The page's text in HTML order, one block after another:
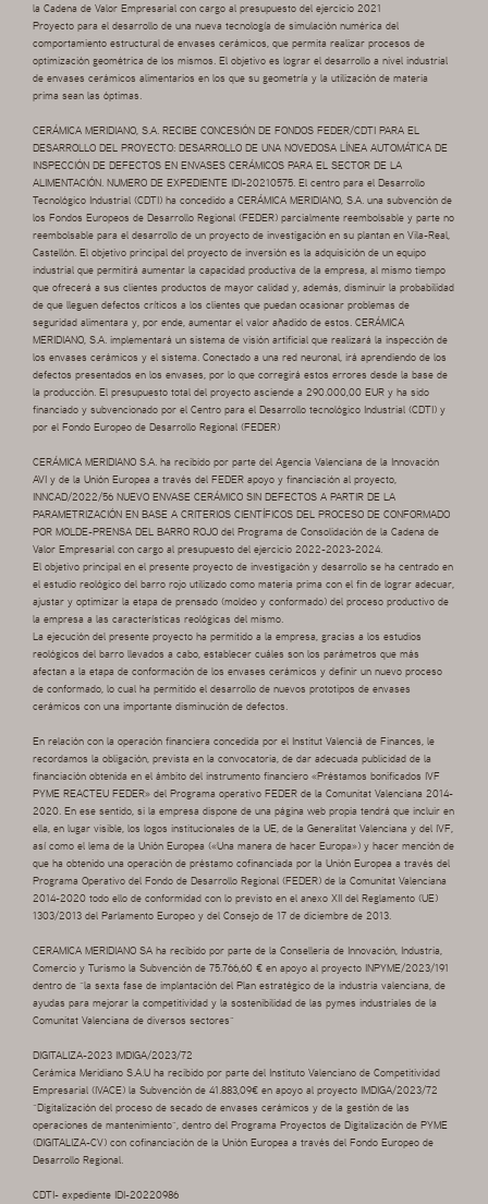
la Cadena de Valor Empresarial con cargo al presupuesto del ejercicio 2021
Proyecto para el desarrollo de una nueva tecnología de simulación numérica del
comportamiento estructural de envases cerámicos, que permita realizar procesos de
optimización geométrica de los mismos. El objetivo es lograr el desarrollo a nivel industrial
de envases cerámicos alimentarios en los que su geometría y la utilización de materia
prima sean las óptimas.
CERÁMICA MERIDIANO, S.A. RECIBE CONCESIÓN DE FONDOS FEDER/CDTI PARA EL
DESARROLLO DEL PROYECTO: DESARROLLO DE UNA NOVEDOSA LÍNEA AUTOMÁTICA DE
INSPECCIÓN DE DEFECTOS EN ENVASES CERÁMICOS PARA EL SECTOR DE LA
ALIMENTACIÓN. NUMERO DE EXPEDIENTE IDI-20210575. El centro para el Desarrollo
Tecnológico Industrial (CDTI) ha concedido a CERÁMICA MERIDIANO, S.A. una subvención de
los Fondos Europeos de Desarrollo Regional (FEDER) parcialmente reembolsable y parte no
reembolsable para el desarrollo de un proyecto de investigación en su plantan en Vila-Real,
Castellón. El objetivo principal del proyecto de inversión es la adquisición de un equipo
industrial que permitirá aumentar la capacidad productiva de la empresa, al mismo tiempo
que ofrecerá a sus clientes productos de mayor calidad y, además, disminuir la probabilidad
de que lleguen defectos críticos a los clientes que puedan ocasionar problemas de
seguridad alimentara y, por ende, aumentar el valor añadido de estos. CERÁMICA
MERIDIANO, S.A. implementará un sistema de visión artificial que realizará la inspección de
los envases cerámicos y el sistema. Conectado a una red neuronal, irá aprendiendo de los
defectos presentados en los envases, por lo que corregirá estos errores desde la base de
la producción. El presupuesto total del proyecto asciende a 290.000,00 EUR y ha sido
financiado y subvencionado por el Centro para el Desarrollo tecnológico Industrial (CDTI) y
por el Fondo Europeo de Desarrollo Regional (FEDER)
CERÁMICA MERIDIANO S.A. ha recibido por parte del Agencia Valenciana de la Innovación
AVI y de la Unión Europea a través del FEDER apoyo y financiación al proyecto,
INNCAD/2022/56 NUEVO ENVASE CERÁMICO SIN DEFECTOS A PARTIR DE LA
PARAMETRIZACIÓN EN BASE A CRITERIOS CIENTÍFICOS DEL PROCESO DE CONFORMADO
POR MOLDE-PRENSA DEL BARRO ROJO del Programa de Consolidación de la Cadena de
Valor Empresarial con cargo al presupuesto del ejercicio 2022-2023-2024.
El objetivo principal en el presente proyecto de investigación y desarrollo se ha centrado en
el estudio reológico del barro rojo utilizado como materia prima con el fin de lograr adecuar,
ajustar y optimizar la etapa de prensado (moldeo y conformado) del proceso productivo de
la empresa a las características reológicas del mismo.
La ejecución del presente proyecto ha permitido a la empresa, gracias a los estudios
reológicos del barro llevados a cabo, establecer cuáles son los parámetros que más
afectan a la etapa de conformación de los envases cerámicos y definir un nuevo proceso
de conformado, lo cual ha permitido el desarrollo de nuevos prototipos de envases
cerámicos con una importante disminución de defectos.
En relación con la operación financiera concedida por el Institut Valencià de Finances, le
recordamos la obligación, prevista en la convocatoria, de dar adecuada publicidad de la
financiación obtenida en el ámbito del instrumento financiero «Préstamos bonificados IVF
PYME REACTEU FEDER» del Programa operativo FEDER de la Comunitat Valenciana 2014-
2020. En ese sentido, si la empresa dispone de una página web propia tendrá que incluir en
ella, en lugar visible, los logos institucionales de la UE, de la Generalitat Valenciana y del IVF,
así como el lema de la Unión Europea («Una manera de hacer Europa») y hacer mención de
que ha obtenido una operación de préstamo cofinanciada por la Unión Europea a través del
Programa Operativo del Fondo de Desarrollo Regional (FEDER) de la Comunitat Valenciana
2014-2020 todo ello de conformidad con lo previsto en el anexo XII del Reglamento (UE)
1303/2013 del Parlamento Europeo y del Consejo de 17 de diciembre de 2013.
CERAMICA MERIDIANO SA ha recibido por parte de la Conselleria de Innovación, Industria,
Comercio y Turismo la Subvención de 75.766,60 € en apoyo al proyecto INPYME/2023/191
dentro de “la sexta fase de implantación del Plan estratégico de la industria valenciana, de
ayudas para mejorar la competitividad y la sostenibilidad de las pymes industriales de la
Comunitat Valenciana de diversos sectores”
DIGITALIZA-2023 IMDIGA/2023/72
Cerámica Meridiano S.A.U ha recibido por parte del Instituto Valenciano de Competitividad
Empresarial (IVACE) la Subvención de 41.883,09€ en apoyo al proyecto IMDIGA/2023/72
“Digitalización del proceso de secado de envases cerámicos y de la gestión de las
operaciones de mantenimiento”, dentro del Programa Proyectos de Digitalización de PYME
(DIGITALIZA-CV) con cofinanciación de la Unión Europea a través del Fondo Europeo de
Desarrollo Regional.
CDTI- expediente IDI-20220986